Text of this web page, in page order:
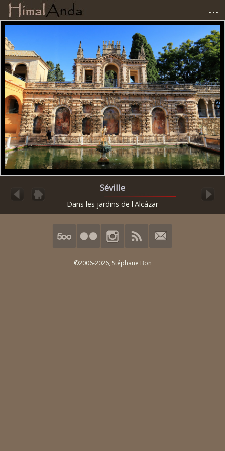
...
Accueil
Photographies
Carnets de voyage
Matériel
Avis et tests
Liens
Séville
Dans les jardins de l'Alcázar
©2006-2026, Stéphane Bon